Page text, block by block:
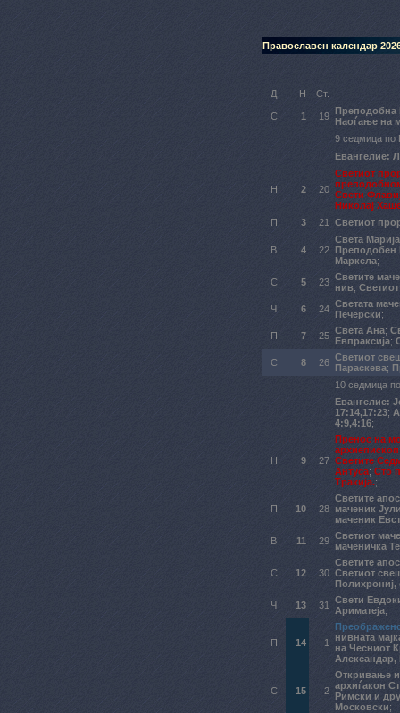
Православен календар
Д Н Ст.
С 1 19 Преподобна
Наоѓање на
9 седмица по
Евангелие:
Н 2 20
Светиот
Свети
Николај
П
3 21 Светиот
В 4 22
Света
Преподобен
Маркела;
С
5 23 Светите
нив;
Ч
6 24 Светата
Печерски;
П
7 25 Света Ана;
Евпраксија;
С
8 26 Светиот
Параскева;
10 седмица
Евангелие:
17:14,17:23;
4:9,4:16;
Н 9 27
Пренос на
Светите
Антуса; Сто
Тракија.;
П 10 28
Светите
маченик
маченик
В
11 29 Светиот
маченичка
С 12 30
Светите
Светиот
Полихрониј,
Ч
13 31
Свети
Ариматеја;
П 14 1
нивната
на Чесниот
Александар,
С 15 2
Откривање
архиѓакон
Римски и
Московски;